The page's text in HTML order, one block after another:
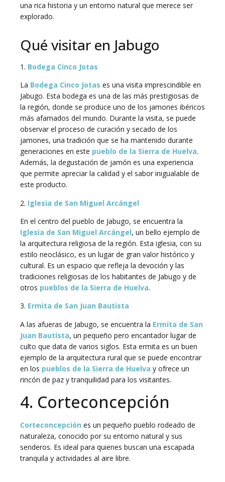
una rica historia y un entorno natural que merece ser
explorado.
Qué visitar en Jabugo
1. Bodega Cinco Jotas
La Bodega Cinco Jotas es una visita imprescindible en
Jabugo. Esta bodega es una de las más prestigiosas de
la región, donde se produce uno de los jamones ibéricos
más afamados del mundo. Durante la visita, se puede
observar el proceso de curación y secado de los
jamones, una tradición que se ha mantenido durante
generaciones en este pueblo de la Sierra de Huelva.
Además, la degustación de jamón es una experiencia
que permite apreciar la calidad y el sabor inigualable de
este producto.
2. Iglesia de San Miguel Arcángel
En el centro del pueblo de Jabugo, se encuentra la
Iglesia de San Miguel Arcángel, un bello ejemplo de
la arquitectura religiosa de la región. Esta iglesia, con su
estilo neoclásico, es un lugar de gran valor histórico y
cultural. Es un espacio que refleja la devoción y las
tradiciones religiosas de los habitantes de Jabugo y de
otros pueblos de la Sierra de Huelva.
3. Ermita de San Juan Bautista
A las afueras de Jabugo, se encuentra la Ermita de San
Juan Bautista, un pequeño pero encantador lugar de
culto que data de varios siglos. Esta ermita es un buen
ejemplo de la arquitectura rural que se puede encontrar
en los pueblos de la Sierra de Huelva y ofrece un
rincón de paz y tranquilidad para los visitantes.
4. Corteconcepción
Corteconcepción es un pequeño pueblo rodeado de
naturaleza, conocido por su entorno natural y sus
senderos. Es ideal para quienes buscan una escapada
tranquila y actividades al aire libre.